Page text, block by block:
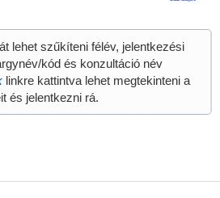
lehet szűkíteni félév, jelentkezési
kód és konzultáció név
linkre kattintva lehet megtekinteni a
és jelentkezni rá.